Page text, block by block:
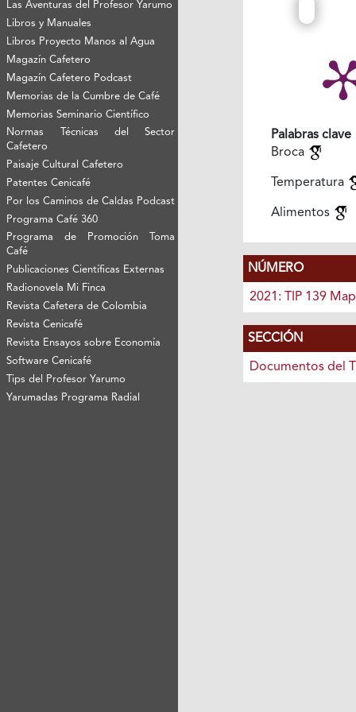
Las Aventuras del Profesor Yarumo
Libros y Manuales
Libros Proyecto Manos al Agua
Magazín Cafetero
Magazín Cafetero Podcast
Memorias de la Cumbre de Café
Memorias Seminario Científico
Normas Técnicas del Sector
Cafetero
Paisaje Cultural Cafetero
Patentes Cenicafé
Por los Caminos de Caldas Podcast
Programa Café 360
Programa de Promoción Toma
Café
Publicaciones Científicas Externas
Radionovela Mi Finca
Revista Cafetera de Colombia
Revista Cenicafé
Revista Ensayos sobre Economía
Software Cenicafé
Tips del Profesor Yarumo
Yarumadas Programa Radial
Palabras clave
Broca
Temperatura
Alimentos
NÚMERO
2021: TIP 139
SECCIÓN
Documentos del